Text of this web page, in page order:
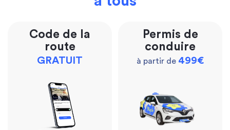
Code de la
route
GRATUIT
Permis de
conduire
à partir de 499€